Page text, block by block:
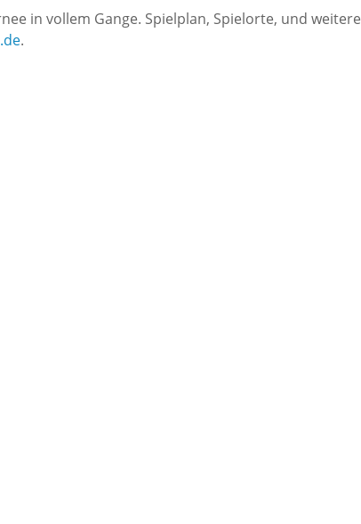
in vollem Gange. Spielplan, Spielorte, und weitere
.